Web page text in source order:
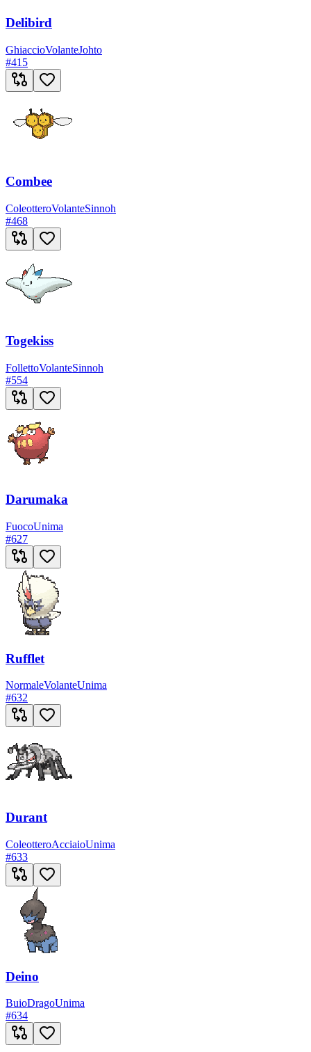
Delibird
GhiaccioVolanteJohto
#415
Combee
ColeotteroVolanteSinnoh
#468
Togekiss
FollettoVolanteSinnoh
#554
Darumaka
FuocoUnima
#627
Rufflet
NormaleVolanteUnima
#632
Durant
ColeotteroAcciaioUnima
#633
Deino
BuioDragoUnima
#634